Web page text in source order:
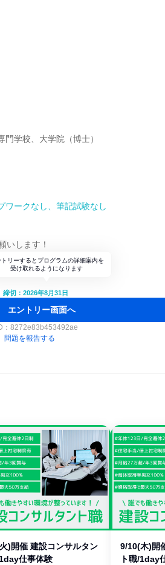
学校、大学院（博士）
ワークなし、筆記試験なし
いします！
トリーするとプログラムの詳細案内を
受け取れるようになります
締切：2026年8月31日
エントリー画面へ
8272e83b453492ae
問題を報告する
)開催 建設コンサルタン
仕事体験
9/10(木)開
ト職/1day